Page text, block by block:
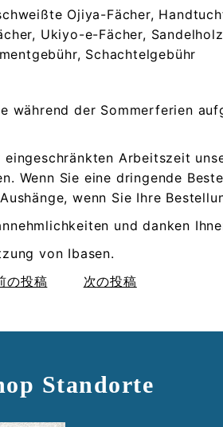
Ojiya-Fächer,
Ukiyo-e-Fächer,
Schachtelgebühr
während der Sommerferien
Arbeitszeit
Wenn Sie eine dringende
wenn Sie Ihre
und danken
von Ibasen.
の投稿
次の投稿
Standorte